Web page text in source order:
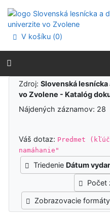
Prejsť na menu
Prehlásenie o webovej
V košíku (0)
Výsledky
Zdroj:Slovenská
vo Zvolene - Katalóg
Nájdených záznamov: 28
Váš dotaz: Predmet
namáhanie"
Triedenie Dátum
Počet
Zobrazovacie